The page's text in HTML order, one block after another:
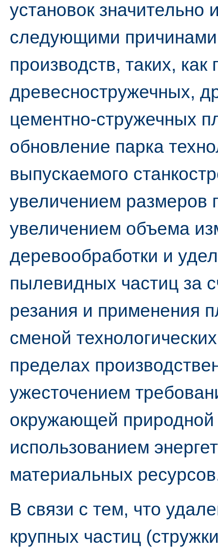
установок значительно
следующими
производств, таких, как
древесностружечных,
цементно-стружечных
обновление парка
выпускаемого
увеличением размеров
увеличением объема
деревообработки и
пылевидных частиц за
резания и применения
сменой
пределах
ужесточением
окружающей
использованием
материальных
В связи с тем, что
крупных частиц